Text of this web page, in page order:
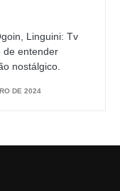
Linguini: Tv
de entender
nostálgico.
DE 2024